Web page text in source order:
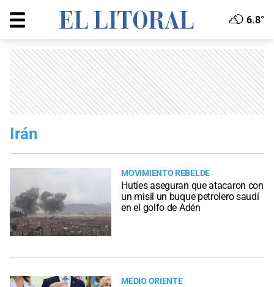
6.8°
Irán
MOVIMIENTO REBELDE
Hutíes aseguran que atacaron con
un misil un buque petrolero saudí
en el golfo de Adén
MEDIO ORIENTE